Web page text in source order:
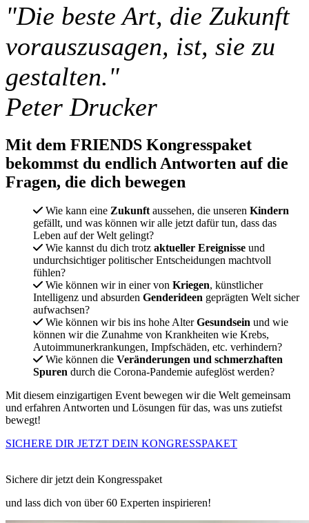
"Die beste Art, die Zukunft
vorauszusagen, ist, sie zu
gestalten."
Peter Drucker
Mit dem FRIENDS Kongresspaket
bekommst du endlich Antworten auf die
Fragen, die dich bewegen
Wie kann eine Zukunftaussehen, die unseren Kindern
gefällt, und was können wir alle jetzt dafür tun, dass das
Leben auf der Welt gelingt?
Wie kannst du dich trotz aktueller Ereignisse und
undurchsichtiger politischer Entscheidungen machtvoll
fühlen?
Wie können wir in einer von Kriegen, künstlicher
Intelligenz und absurden Genderideen geprägten Welt sicher
aufwachsen?
Wie können wir bis ins hohe AlterGesundsein und wie
können wir die Zunahme von Krankheiten wie Krebs,
Autoimmunerkrankungen, Impfschäden, etc. verhindern?
Wie können die Veränderungen und schmerzhaften
Spuren durch die Corona-Pandemie aufeglöst werden?
Mit diesem einzigartigen Event bewegen wir die Welt gemeinsam
und erfahren Antworten und Lösungen für das, was uns zutiefst
bewegt!
SICHERE DIR JETZT DEIN KONGRESSPAKET
Sichere dir jetzt dein Kongresspaket
und lass dich von über 60 Experten inspirieren!